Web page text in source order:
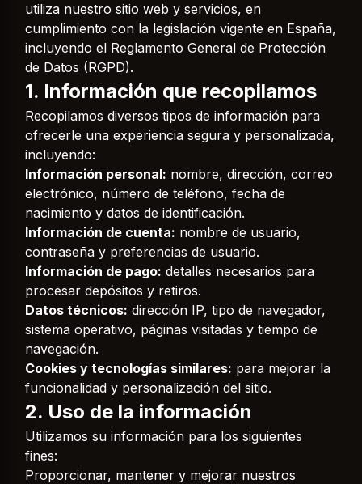
utiliza nuestro sitio web y servicios, en
cumplimiento con la legislación vigente en España,
incluyendo el Reglamento General de Protección
de Datos (RGPD).
1. Información que recopilamos
Recopilamos diversos tipos de información para
ofrecerle una experiencia segura y personalizada,
incluyendo:
Información personal: nombre, dirección, correo
electrónico, número de teléfono, fecha de
nacimiento y datos de identificación.
Información de cuenta: nombre de usuario,
contraseña y preferencias de usuario.
Información de pago: detalles necesarios para
procesar depósitos y retiros.
Datos técnicos: dirección IP, tipo de navegador,
sistema operativo, páginas visitadas y tiempo de
navegación.
Cookies y tecnologías similares: para mejorar la
funcionalidad y personalización del sitio.
2. Uso de la información
Utilizamos su información para los siguientes
fines:
Proporcionar, mantener y mejorar nuestros